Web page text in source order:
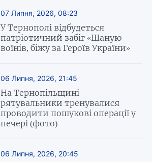
07 Липня, 2026, 08:23
У Тернополі відбудеться
патріотичний забіг «Шаную
воїнів, біжу за Героїв України»
06 Липня, 2026, 21:45
На Тернопільщині
рятувальники тренувалися
проводити пошукові операції у
печері (фото)
06 Липня, 2026, 20:45